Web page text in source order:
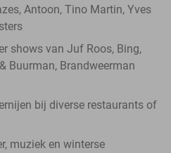
Antoon, Tino Martin, Yves
shows van Juf Roos, Bing,
Buurman, Brandweerman
bij diverse restaurants of
muziek en winterse